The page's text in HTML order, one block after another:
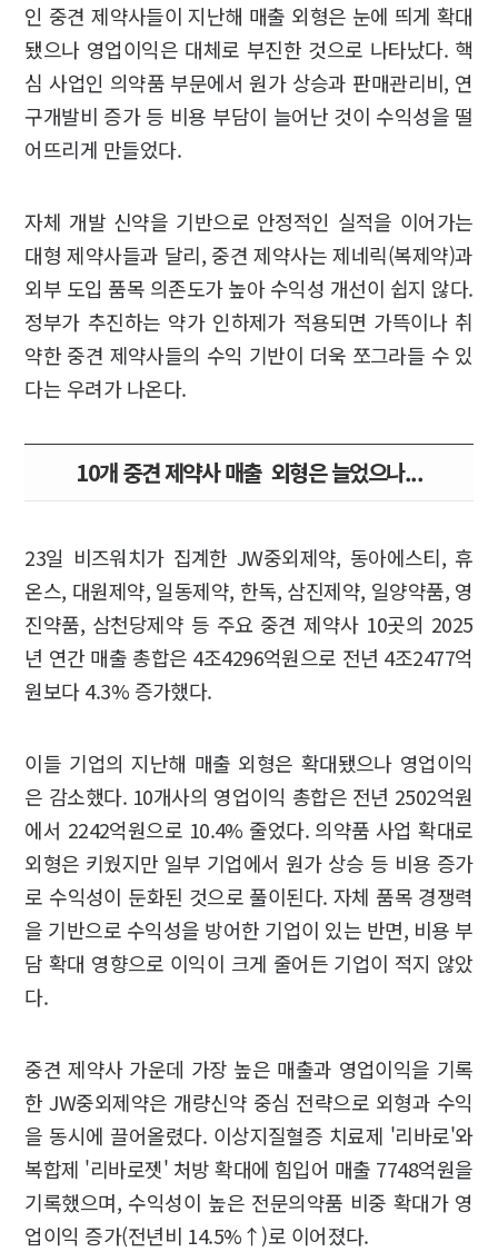
인 중견 제약사들이 지난해 매출 외형은 눈에 띄게 확대
됐으나 영업이익은 대체로 부진한 것으로 나타났다. 핵
심 사업인 의약품 부문에서 원가 상승과 판매관리비, 연
구개발비 증가 등 비용 부담이 늘어난 것이 수익성을 떨
어뜨리게 만들었다.
자체 개발 신약을 기반으로 안정적인 실적을 이어가는
대형 제약사들과 달리, 중견 제약사는 제네릭(복제약)과
외부 도입 품목 의존도가 높아 수익성 개선이 쉽지 않다.
정부가 추진하는 약가 인하제가 적용되면 가뜩이나 취
약한 중견 제약사들의 수익 기반이 더욱 쪼그라들 수 있
다는 우려가 나온다.
10개 중견 제약사 매출 외형은 늘었으나...
23일 비즈워치가 집계한 JW중외제약, 동아에스티, 휴
온스, 대원제약, 일동제약, 한독, 삼진제약, 일양약품, 영
진약품, 삼천당제약 등 주요 중견 제약사 10곳의 2025
년 연간 매출 총합은 4조4296억원으로 전년 4조2477억
원보다 4.3% 증가했다.
이들 기업의 지난해 매출 외형은 확대됐으나 영업이익
은 감소했다. 10개사의 영업이익 총합은 전년 2502억원
에서 2242억원으로 10.4% 줄었다. 의약품 사업 확대로
외형은 키웠지만 일부 기업에서 원가 상승 등 비용 증가
로 수익성이 둔화된 것으로 풀이된다. 자체 품목 경쟁력
을 기반으로 수익성을 방어한 기업이 있는 반면, 비용 부
담 확대 영향으로 이익이 크게 줄어든 기업이 적지 않았
다.
중견 제약사 가운데 가장 높은 매출과 영업이익을 기록
한 JW중외제약은 개량신약 중심 전략으로 외형과 수익
을 동시에 끌어올렸다. 이상지질혈증 치료제 '리바로'와
복합제 '리바로젯' 처방 확대에 힘입어 매출 7748억원을
기록했으며, 수익성이 높은 전문의약품 비중 확대가 영
업이익 증가(전년비 14.5%↑)로 이어졌다.